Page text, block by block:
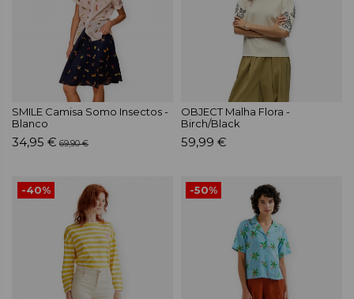
SMILE Camisa Somo Insectos -
Blanco
34,95 € 69,90 €
OBJECT Malha Flora -
Birch/Black
59,99 €
-40% -50%